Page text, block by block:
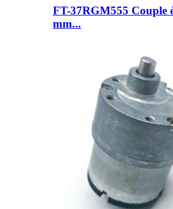
FT-37RGM555 Couple
mm...